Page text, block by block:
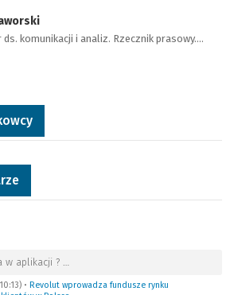
ds. komunikacji i analiz. Rzecznik prasowy.…
w aplikacji ? …
• Revolut wprowadza fundusze rynku